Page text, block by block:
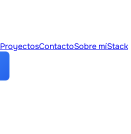
ProyectosContactoSobre míStack